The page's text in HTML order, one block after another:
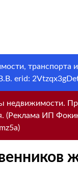
транспорта
erid:
недвижимости.
(Реклама ИП